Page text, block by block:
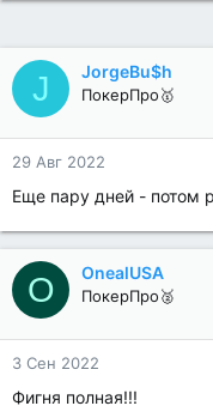
J JorgeBu$h
ПокерПро🥇
29 Авг 2022
Еще пару дней - потом
O OnealUSA
ПокерПро🥈
3 Сен 2022
Фигня полная!!!